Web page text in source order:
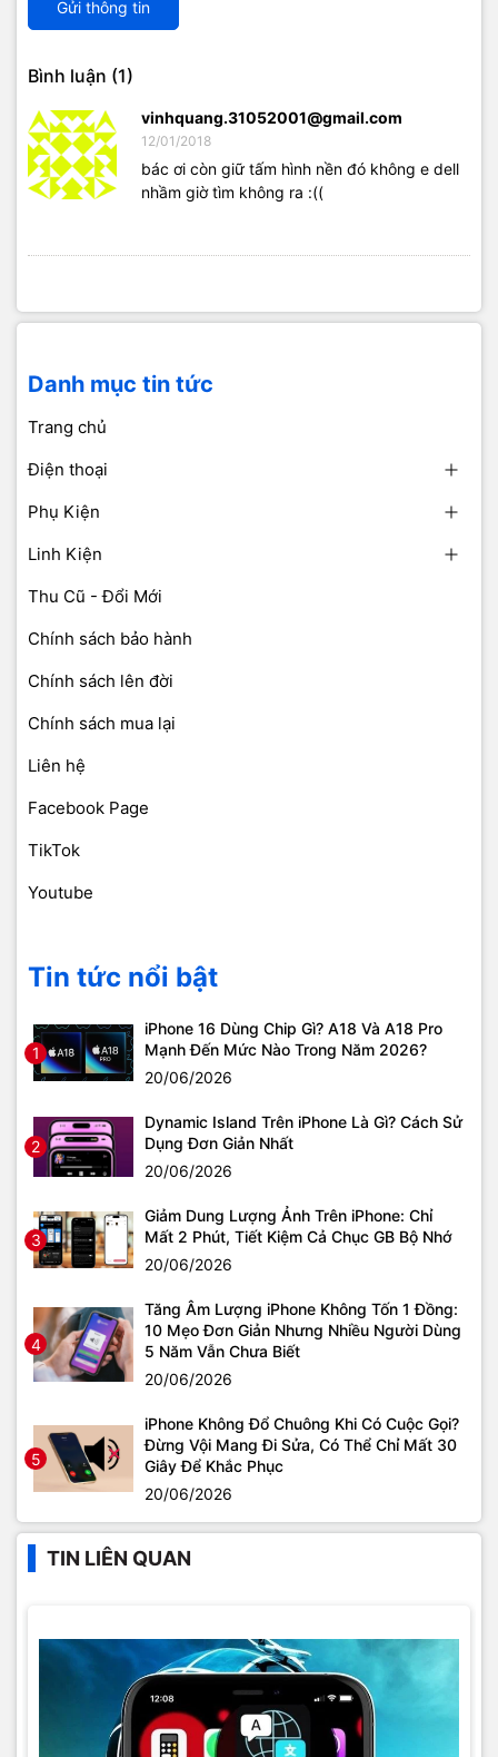
Gửi thông tin
Bình luận (1)
vinhquang.31052001@gmail.com
12/01/2018
bác ơi còn giữ tấm hình nền đó không e dell
nhầm giờ tìm không ra :((
Danh mục tin tức
Trang chủ
Điện thoại
Phụ Kiện
Linh Kiện
Thu Cũ - Đổi Mới
Chính sách bảo hành
Chính sách lên đời
Chính sách mua lại
Liên hệ
Facebook Page
TikTok
Youtube
Tin tức nổi bật
1
iPhone 16 Dùng Chip Gì? A18 Và A18 Pro
Mạnh Đến Mức Nào Trong Năm 2026?
20/06/2026
2
Dynamic Island Trên iPhone Là Gì? Cách Sử
Dụng Đơn Giản Nhất
20/06/2026
3
Giảm Dung Lượng Ảnh Trên iPhone: Chỉ
Mất 2 Phút, Tiết Kiệm Cả Chục GB Bộ Nhớ
20/06/2026
4
Tăng Âm Lượng iPhone Không Tốn 1 Đồng:
10 Mẹo Đơn Giản Nhưng Nhiều Người Dùng
5 Năm Vẫn Chưa Biết
20/06/2026
5
iPhone Không Đổ Chuông Khi Có Cuộc Gọi?
Đừng Vội Mang Đi Sửa, Có Thể Chỉ Mất 30
Giây Để Khắc Phục
20/06/2026
TIN LIÊN QUAN